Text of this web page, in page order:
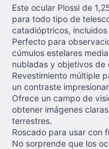
Este ocular Plossl de
para todo tipo de
catadióptricos,
Perfecto para
cúmulos estelares
nubladas y objetivos de
Revestimiento múltiple
un contraste
Ofrece un campo de
obtener imágenes
terrestres.
Roscado para usar con
No sorprende que los